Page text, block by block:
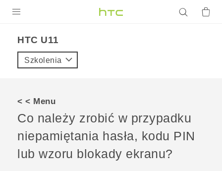
VIVE
VIVERSE
POMOC TECHNICZNA
HTC U11‎
Szkolenia
< < Menu
Co należy zrobić w przypadku
niepamiętania hasła, kodu PIN
lub wzoru blokady ekranu?